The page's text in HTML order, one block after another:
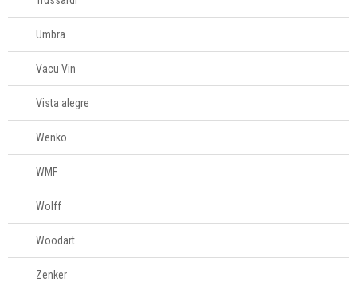
Umbra
Vacu Vin
Vista alegre
Wenko
WMF
Wolff
Woodart
Zenker